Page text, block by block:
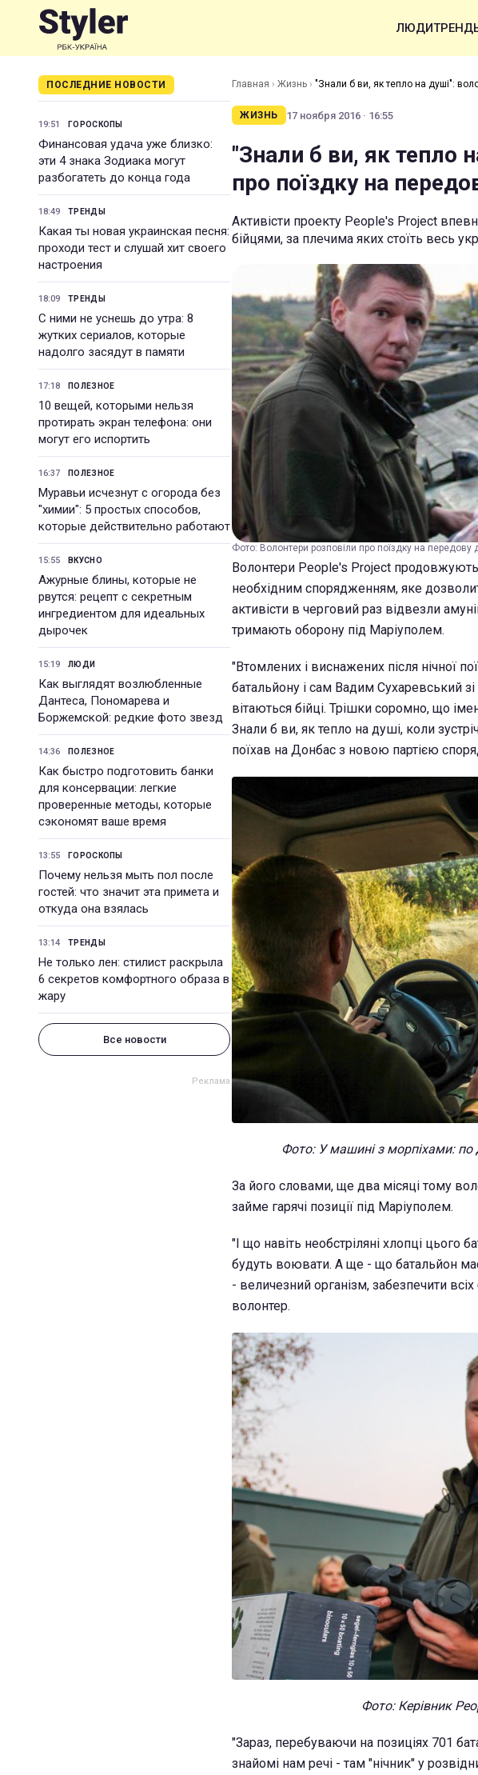
ЛЮДИ
ПОСЛЕДНИЕ НОВОСТИ
19:51 ГОРОСКОПЫ
Финансовая удача уже близко:
эти 4 знака Зодиака могут
разбогатеть до конца года
18:49 ТРЕНДЫ
Какая ты новая украинская песня:
проходи тест и слушай хит своего
настроения
18:09 ТРЕНДЫ
С ними не уснешь до утра: 8
жутких сериалов, которые
надолго засядут в памяти
17:18 ПОЛЕЗНОЕ
10 вещей, которыми нельзя
протирать экран телефона: они
могут его испортить
16:37 ПОЛЕЗНОЕ
Муравьи исчезнут с огорода без
"химии": 5 простых способов,
которые действительно работают
15:55 ВКУСНО
Ажурные блины, которые не
рвутся: рецепт с секретным
ингредиентом для идеальных
дырочек
15:19 ЛЮДИ
Как выглядят возлюбленные
Дантеса, Пономарева и
Боржемской: редкие фото звезд
14:36 ПОЛЕЗНОЕ
Как быстро подготовить банки
для консервации: легкие
проверенные методы, которые
сэкономят ваше время
13:55 ГОРОСКОПЫ
Почему нельзя мыть пол после
гостей: что значит эта примета и
откуда она взялась
13:14 ТРЕНДЫ
Не только лен: стилист раскрыла
6 секретов комфортного образа в
жару
Все новости
Главная › Жизнь › "Знали б ви, як тепло на душі":
ЖИЗНЬ 17 ноября 2016 · 16:55
"Знали б ви, як тепло
про поїздку на
Активісти проекту People's Project
бійцями, за плечима яких стоїть весь
Фото: Волонтери розповіли про поїздку на
Волонтери People's Project продовжують
необхідним спорядженням, яке
активісти в черговий раз відвезли
тримають оборону під Маріуполем.
"Втомлених і виснажених після нічної
батальйону і сам Вадим Сухаревський
вітаються бійці. Трішки соромно, що
Знали б ви, як тепло на душі, коли
поїхав на Донбас з новою партією
Фото: У машині з морпіхами: по
За його словами, ще два місяці тому
займе гарячі позиції під Маріуполем.
"І що навіть необстріляні хлопці цього
будуть воювати. А ще - що батальйон
- величезний організм, забезпечити
волонтер.
Фото: Керівник
"Зараз, перебуваючи на позиціях 701
знайомі нам речі - там "нічник" у